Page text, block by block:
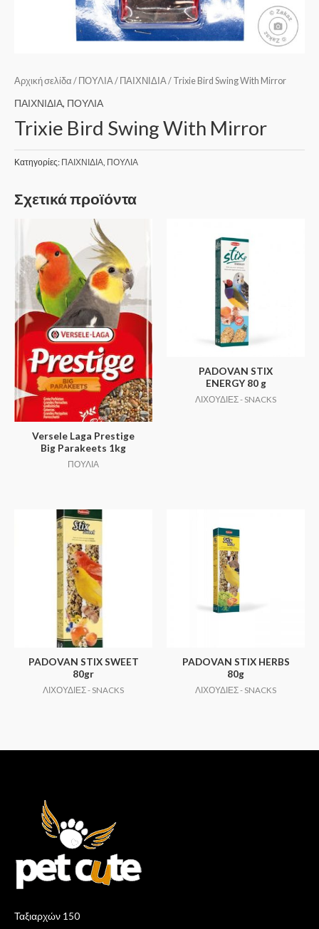
Αρχική σελίδα / ΠΟΥΛΙΑ/ ΠΑΙΧΝΙΔΙΑ/ Trixie Bird Swing With Mirror
ΠΑΙΧΝΙΔΙΑ, ΠΟΥΛΙΑ
Trixie Bird Swing With Mirror
Κατηγορίες: ΠΑΙΧΝΙΔΙΑ, ΠΟΥΛΙΑ
Σχετικά προϊόντα
Versele Laga Prestige
Big Parakeets 1kg
ΠΟΥΛΙΑ
PADOVAN STIX
ENERGY 80 g
ΛΙΧΟΥΔΙΕΣ - SNACKS
PADOVAN STIX SWEET
80gr
ΛΙΧΟΥΔΙΕΣ - SNACKS
PADOVAN STIX HERBS
80g
ΛΙΧΟΥΔΙΕΣ - SNACKS
Ταξιαρχών 150